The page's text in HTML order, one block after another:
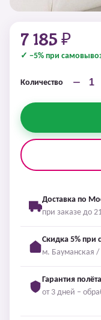
7 185 ₽
✓ −5% при
Количество −
Доставка по
при заказе до
Скидка 5% при
м. Бауманская /
Гарантия полёта
от 3 дней –